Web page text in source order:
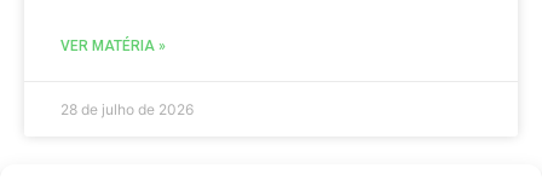
VER MATÉRIA »
28 de julho de 2026